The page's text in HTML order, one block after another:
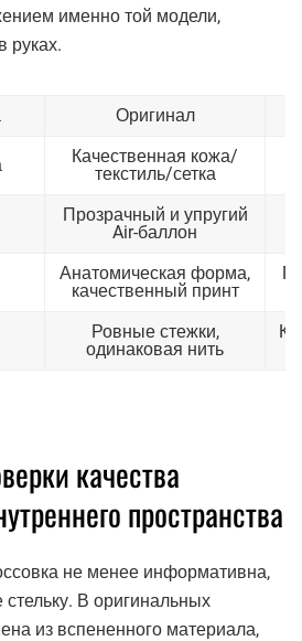
именно той модели,
руках.
Оригинал
Качественная кожа/
текстиль/сетка
Прозрачный и упругий
Air-баллон
Анатомическая форма,
качественный принт
Ровные стежки,
одинаковая нить
качества
пространства
не менее информативна,
В оригинальных
из вспененного материала,